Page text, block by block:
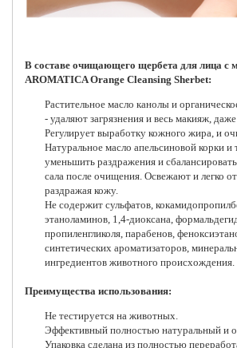
В составе очищающего щербета для лица с
AROMATICA Orange Cleansing Sherbet:
Растительное масло канолы и
- удаляют загрязнения и весь макияж,
Регулирует выработку кожного жира, и
Натуральное масло апельсиновой корки
уменьшить раздражения и
сала после очищения. Освежают и легко
раздражая кожу.
Не содержит сульфатов,
этаноламинов, 1,4-диоксана,
пропиленгликоля, парабенов,
синтетических ароматизаторов,
ингредиентов животного происхождения.
Преимущества использования:
Не тестируется на животных.
Эффективный полностью натуральный и
Упаковка сделана из полностью